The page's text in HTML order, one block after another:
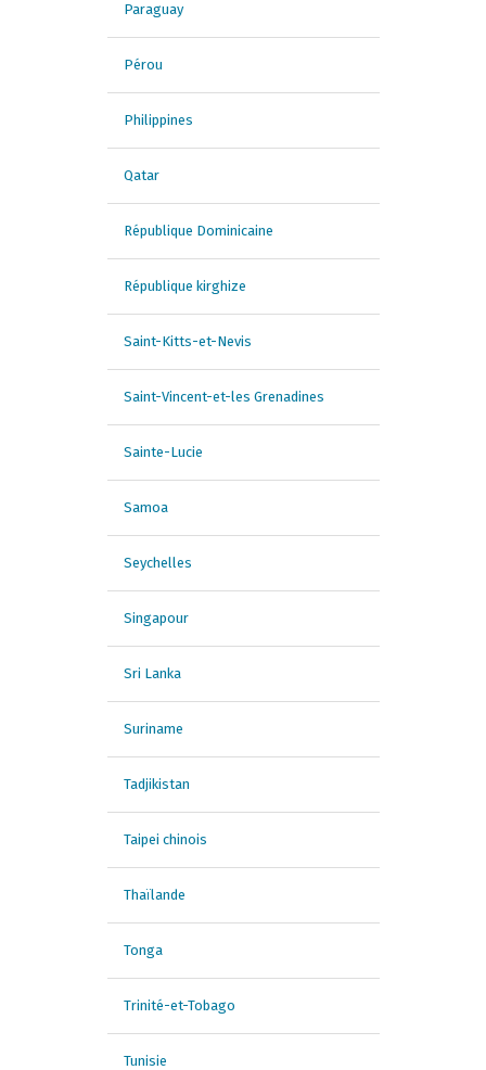
Paraguay
Pérou
Philippines
Qatar
République Dominicaine
République kirghize
Saint-Kitts-et-Nevis
Saint-Vincent-et-les Grenadines
Sainte-Lucie
Samoa
Seychelles
Singapour
Sri Lanka
Suriname
Tadjikistan
Taipei chinois
Thaïlande
Tonga
Trinité-et-Tobago
Tunisie